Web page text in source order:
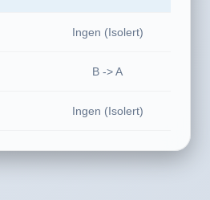
Ingen (Isolert)
B -> A
Ingen (Isolert)